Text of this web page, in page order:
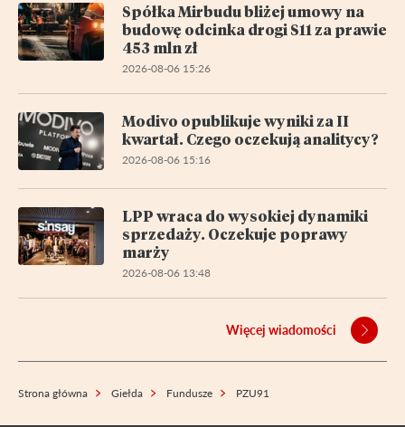
Spółka Mirbudu bliżej umowy na
budowę odcinka drogi S11 za prawie
453 mln zł
2026-08-06 15:26
Modivo opublikuje wyniki za II
kwartał. Czego oczekują analitycy?
2026-08-06 15:16
LPP wraca do wysokiej dynamiki
sprzedaży. Oczekuje poprawy
marży
2026-08-06 13:48
Więcej wiadomości
Strona główna Giełda Fundusze PZU91